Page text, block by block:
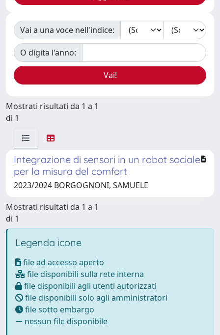
Vai a una voce nell'indice:
O digita l'anno:
Mostrati risultati da 1 a 1
di 1
Integrazione di sensori in un robot sociale
per la misura del comfort
2023/2024 BORGOGNONI, SAMUELE
Mostrati risultati da 1 a 1
di 1
Legenda icone
file ad accesso aperto
file disponibili sulla rete interna
file disponibili agli utenti autorizzati
file disponibili solo agli amministratori
file sotto embargo
nessun file disponibile